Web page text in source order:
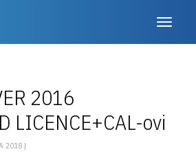
2016
LICENCE+CAL-ovi
2018 |